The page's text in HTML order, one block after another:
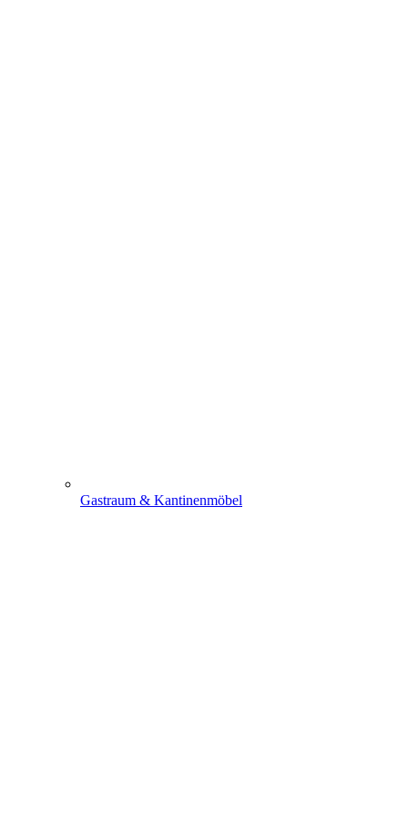
Gastraum & Kantinenmöbel